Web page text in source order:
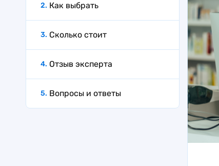
Как выбрать
Сколько стоит
Отзыв эксперта
Вопросы и ответы